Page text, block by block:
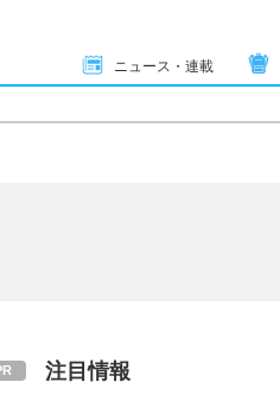
ニュース・連載
注目情報